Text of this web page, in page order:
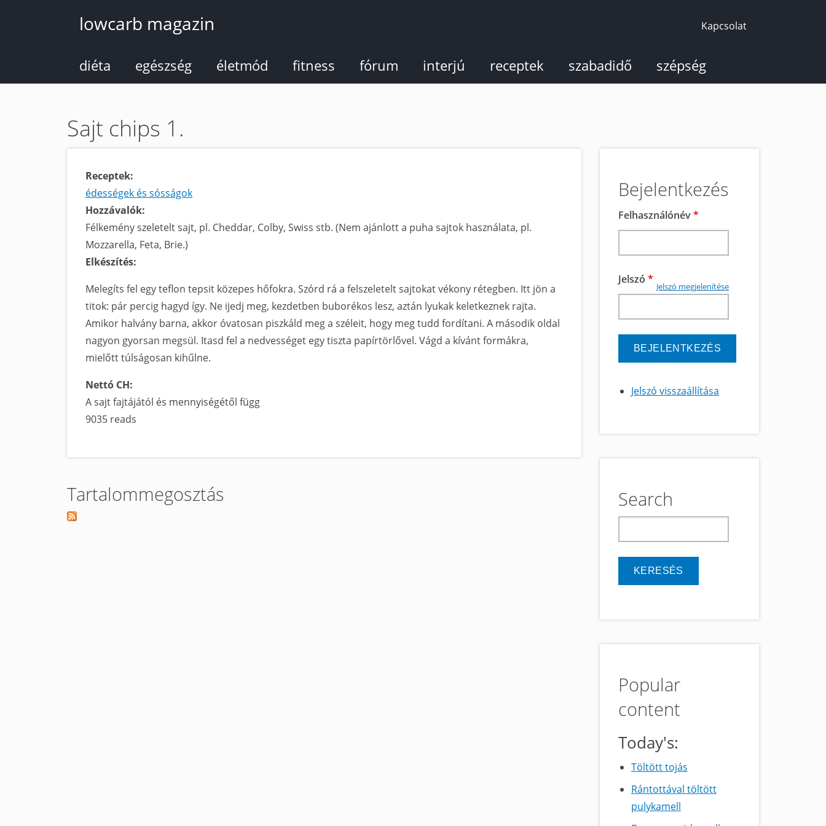
lowcarb magazin Kapcsolat
diéta egészség életmód fitness fórum interjú receptek szabadidő szépség
Sajt chips 1.
Receptek:
édességek és sósságok
Hozzávalók:
Félkemény szeletelt sajt, pl. Cheddar, Colby, Swiss stb. (Nem ajánlott a puha sajtok használata, pl.
Mozzarella, Feta, Brie.)
Elkészítés:
Melegíts fel egy teflon tepsit közepes hőfokra. Szórd rá a felszeletelt sajtokat vékony rétegben. Itt jön a
titok: pár percig hagyd így. Ne ijedj meg, kezdetben buborékos lesz, aztán lyukak keletkeznek rajta.
Amikor halvány barna, akkor óvatosan piszkáld meg a széleit, hogy meg tudd fordítani. A második oldal
nagyon gyorsan megsül. Itasd fel a nedvességet egy tiszta papírtörlővel. Vágd a kívánt formákra,
mielőtt túlságosan kihűlne.
Nettó CH:
A sajt fajtájától és mennyiségétől függ
9035 reads
Tartalommegosztás
Bejelentkezés
Felhasználónév*
Jelszó *
Jelszó megjelenítése
Jelszó visszaállítása
Search
Popular
content
Today's:
Töltött tojás
Rántottával töltött
pulykamell